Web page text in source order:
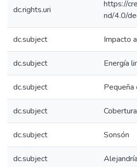
dc.rights.uri
https://
nd/4.0/
dc.subject Impacto
dc.subject Energía
dc.subject Pequeña
dc.subject
dc.subject Sonsón
dc.subject Alejandría